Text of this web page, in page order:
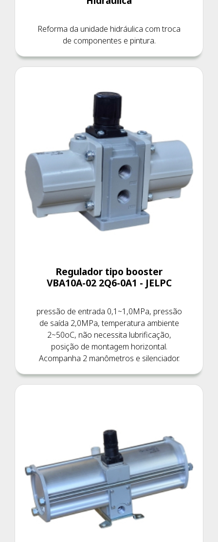
Reforma da unidade hidráulica com troca
de componentes e pintura.
Regulador tipo booster
VBA10A-02 2Q6-0A1 - JELPC
pressão de entrada 0,1~1,0MPa, pressão
de saída 2,0MPa, temperatura ambiente
2~50oC, não necessita lubrificação,
posição de montagem horizontal.
Acompanha 2 manômetros e silenciador.